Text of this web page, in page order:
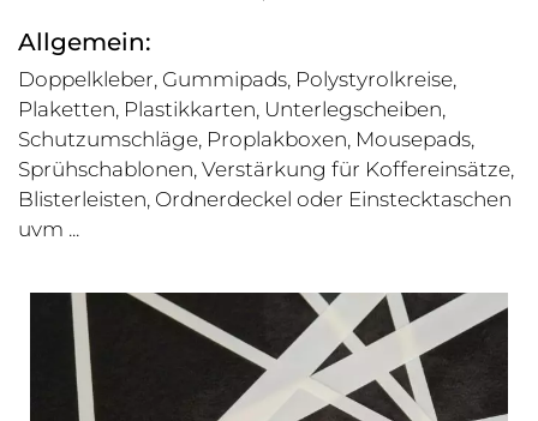
Allgemein:
Doppelkleber, Gummipads, Polystyrolkreise,
Plaketten, Plastikkarten, Unterlegscheiben,
Schutzumschläge, Proplakboxen, Mousepads,
Sprühschablonen, Verstärkung für Koffereinsätze,
Blisterleisten, Ordnerdeckel oder Einstecktaschen
uvm ...